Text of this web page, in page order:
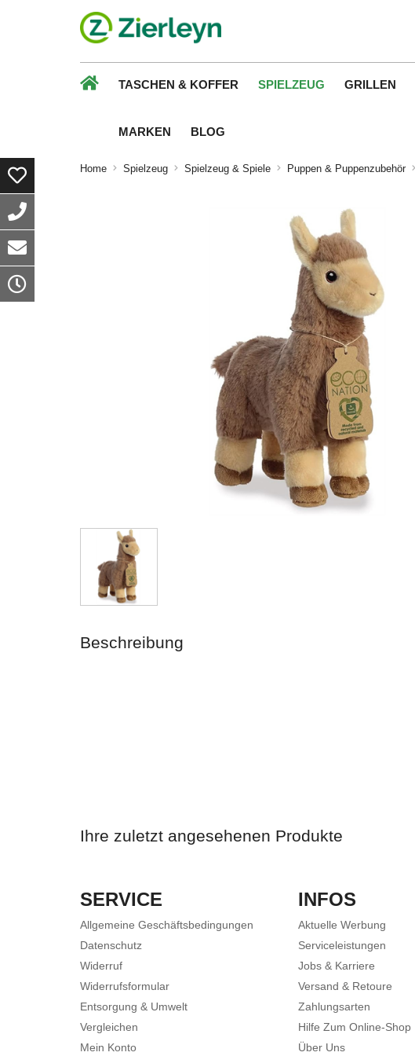
TASCHEN & KOFFER SPIELZEUG GRILLEN
MARKEN BLOG
Home Spielzeug Spielzeug & Spiele Puppen & Puppenzubehör
Beschreibung
Ihre zuletzt angesehenen Produkte
SERVICE
Allgemeine Geschäftsbedingungen
Datenschutz
Widerruf
Widerrufsformular
Entsorgung & Umwelt
Vergleichen
Mein Konto
INFOS
Aktuelle Werbung
Serviceleistungen
Jobs & Karriere
Versand & Retoure
Zahlungsarten
Hilfe Zum Online-Shop
Über Uns